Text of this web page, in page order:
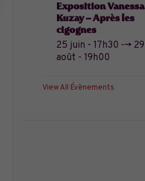
Exposition Vanessa
Kuzay – Après les
cigognes
25 juin - 17h30 --> 29
août - 19h00
View All Évènements